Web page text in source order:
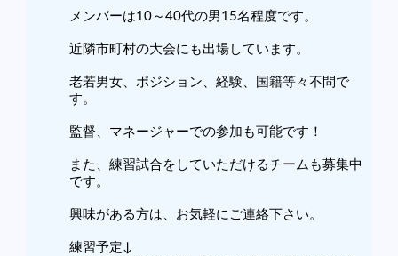
メンバーは10～40代の男15名程度です。
近隣市町村の大会にも出場しています。
老若男女、ポジション、経験、国籍等々不問で
す。
監督、マネージャーでの参加も可能です！
また、練習試合をしていただけるチームも募集中
です。
興味がある方は、お気軽にご連絡下さい。
練習予定↓